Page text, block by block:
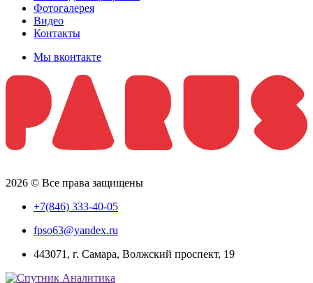
Фотогалерея
Видео
Контакты
Мы вконтакте
2026 © Все права защищены
+7(846) 333-40-05
fpso63@yandex.ru
443071, г. Самара, Волжский проспект, 19